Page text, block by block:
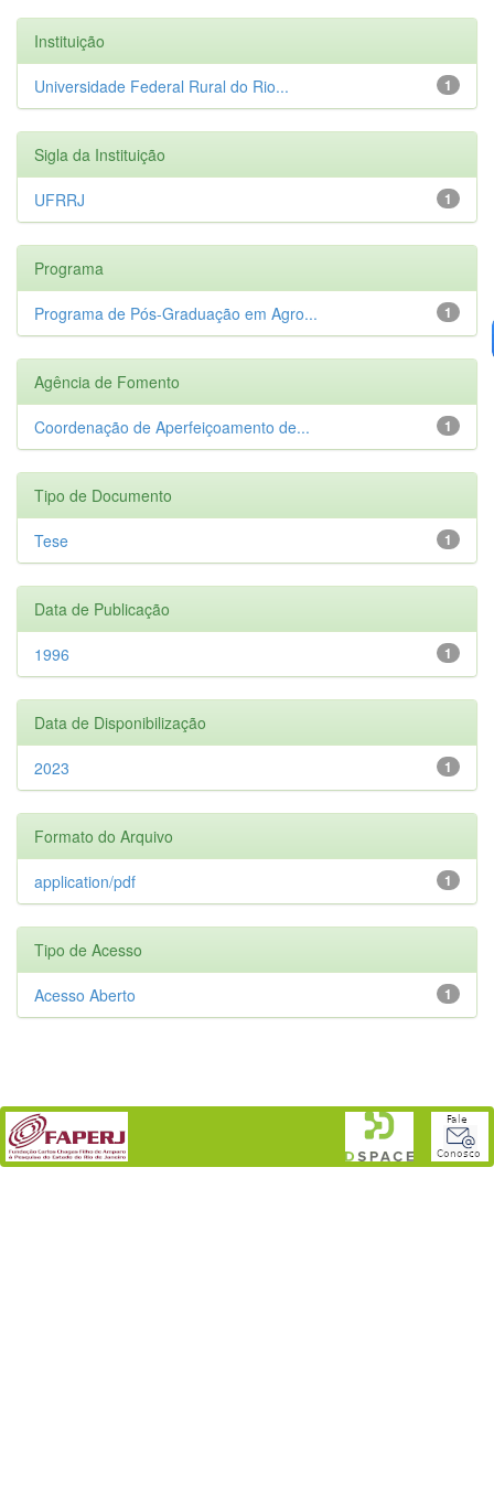
Instituição
1
Universidade Federal Rural do Rio...
Sigla da Instituição
1
UFRRJ
Programa
1
Programa de Pós-Graduação em Agro...
Agência de Fomento
1
Coordenação de Aperfeiçoamento de...
Tipo de Documento
1
Tese
Data de Publicação
1
1996
Data de Disponibilização
1
2023
Formato do Arquivo
1
application/pdf
Tipo de Acesso
1
Acesso Aberto